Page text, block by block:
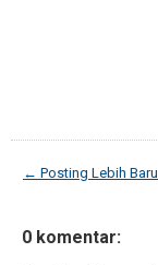
← Posting Lebih Baru
0 komentar: